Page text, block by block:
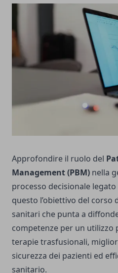
Approfondire il ruolo del
Management (PBM) nella
processo decisionale
questo l’obiettivo del
sanitari che punta a
competenze per un
terapie trasfusionali,
sicurezza dei pazienti ed
sanitario.